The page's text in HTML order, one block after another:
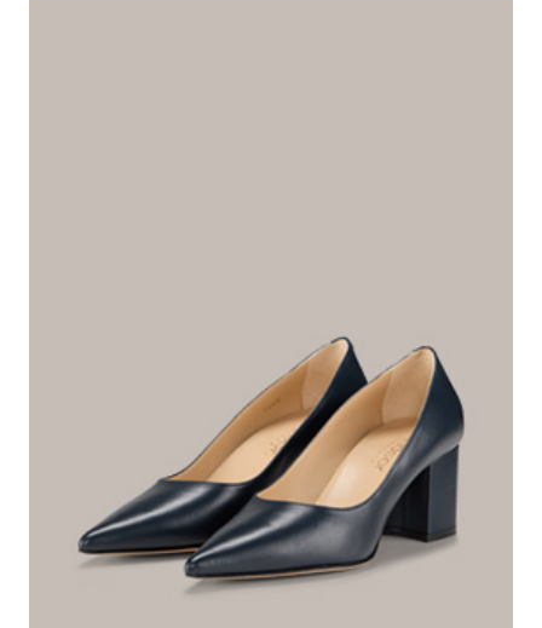
In den Warenkorb
Das macht diesen Artikel besonders
Glattes Lammnappa, die reine Innenverarbeitung aus Leder und